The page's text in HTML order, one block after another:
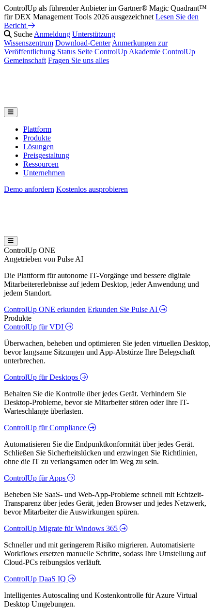
ControlUp als führender Anbieter im Gartner® Magic Quadrant™
für DEX Management Tools 2026 ausgezeichnet Lesen Sie den
Bericht
Suche Anmeldung Unterstützung
Wissenszentrum Download-Center Anmerkungen zur
Veröffentlichung Status Seite ControlUp Akademie ControlUp
Gemeinschaft Fragen Sie uns alles
Plattform
Produkte
Lösungen
Preisgestaltung
Ressourcen
Unternehmen
Demo anfordern Kostenlos ausprobieren
ControlUp ONE
Angetrieben von Pulse AI
Die Plattform für autonome IT-Vorgänge und bessere digitale
Mitarbeitererlebnisse auf jedem Desktop, jeder Anwendung und
jedem Standort.
ControlUp ONE erkunden Erkunden Sie Pulse AI
Produkte
ControlUp für VDI
Überwachen, beheben und optimieren Sie jeden virtuellen Desktop,
bevor langsame Sitzungen und App-Abstürze Ihre Belegschaft
unterbrechen.
ControlUp für Desktops
Behalten Sie die Kontrolle über jedes Gerät. Verhindern Sie
Desktop-Probleme, bevor sie Mitarbeiter stören oder Ihre IT-
Warteschlange überlasten.
ControlUp für Compliance
Automatisieren Sie die Endpunktkonformität über jedes Gerät.
Schließen Sie Sicherheitslücken und erzwingen Sie Richtlinien,
ohne die IT zu verlangsamen oder im Weg zu sein.
ControlUp für Apps
Beheben Sie SaaS- und Web-App-Probleme schnell mit Echtzeit-
Transparenz über jedes Gerät, jeden Browser und jedes Netzwerk,
bevor Mitarbeiter die Auswirkungen spüren.
ControlUp Migrate für Windows 365
Schneller und mit geringerem Risiko migrieren. Automatisierte
Workflows ersetzen manuelle Schritte, sodass Ihre Umstellung auf
Cloud-PCs reibungslos verläuft.
ControlUp DaaS IQ
Intelligentes Autoscaling und Kostenkontrolle für Azure Virtual
Desktop Umgebungen.